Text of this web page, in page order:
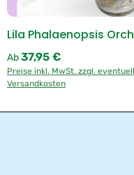
Lila Phalaenopsis
Regulärer Preis:
Ab37,95 €
Preise inkl. MwSt. zzgl.
Versandkosten